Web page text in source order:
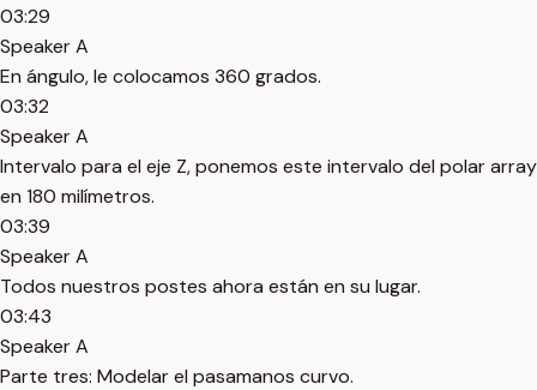
03:29
Speaker A
En ángulo, le colocamos 360 grados.
03:32
Speaker A
Intervalo para el eje Z, ponemos este intervalo del polar array
en 180 milímetros.
03:39
Speaker A
Todos nuestros postes ahora están en su lugar.
03:43
Speaker A
Parte tres: Modelar el pasamanos curvo.